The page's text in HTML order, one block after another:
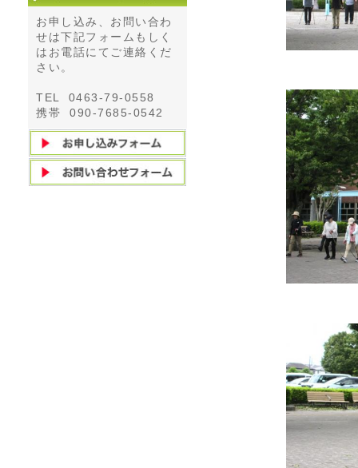
お申し込み、お問い合わ
せは下記フォームもしく
はお電話にてご連絡くだ
さい。
TEL 0463-79-0558
携帯 090-7685-0542